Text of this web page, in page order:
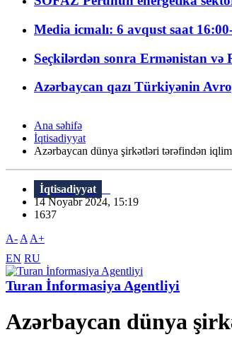
Media icmalı: 6 avqust saat
Seçkilərdən sonra Ermənistan və
Azərbaycan qazı Türkiyənin
Ana səhifə
İqtisadiyyat
Azərbaycan dünya şirkətləri tərəfindən
İqtisadiyyat
14 Noyabr 2024, 15:19
1637
A- A A+
EN RU
Turan İnformasiya Agentliyi
Azərbaycan dünya